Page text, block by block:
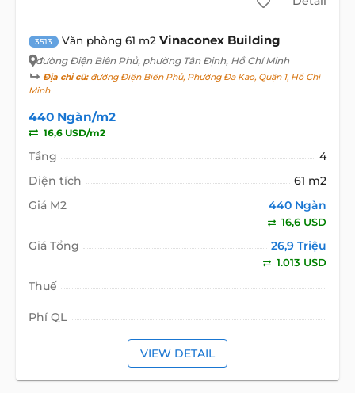
3513 Văn phòng 61 m2 Vinaconex Building
đường Điện Biên Phủ, phường Tân Định, Hồ Chí Minh
Địa chỉ cũ:đường Điện Biên Phủ, Phường Đa Kao, Quận 1, Hồ Chí
Minh
440 Ngàn/m2
16,6 USD/m2
Tầng
4
Diện tích
61 m2
Giá M2
440 Ngàn
16,6 USD
Giá Tổng 26,9 Triệu
1.013 USD
Thuế
Phí QL
VIEW DETAIL